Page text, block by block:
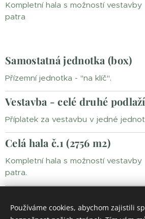
Kompletní hala s možností vestavby
patra
Samostatná jednotka (box)
Přízemní jednotka - "na klíč".
Vestavba - celé druhé podlaží
Příplatek za vestavbu v jedné
Celá hala č.1 (2756 m2)
Kompletní hala s možností vestavby
patra.
Koupě celého areálu.
Používáme cookies, abychom zajistili